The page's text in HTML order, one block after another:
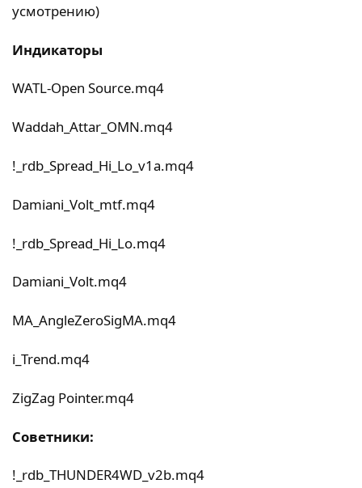
усмотрению)
Индикаторы
WATL-Open Source.mq4
Waddah_Attar_OMN.mq4
!_rdb_Spread_Hi_Lo_v1a.mq4
Damiani_Volt_mtf.mq4
!_rdb_Spread_Hi_Lo.mq4
Damiani_Volt.mq4
MA_AngleZeroSigMA.mq4
i_Trend.mq4
ZigZag Pointer.mq4
Советники:
!_rdb_THUNDER4WD_v2b.mq4